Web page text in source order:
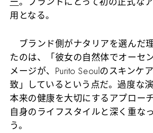
用となる。
ブランド側がナタリアを選んだ
たのは、「彼女の自然体でオーセ
メージが、Purito Seoulのスキンケ
致」しているという点だ。過度な
本来の健康を大切にするアプロー
自身のライフスタイルと深く重な
う。